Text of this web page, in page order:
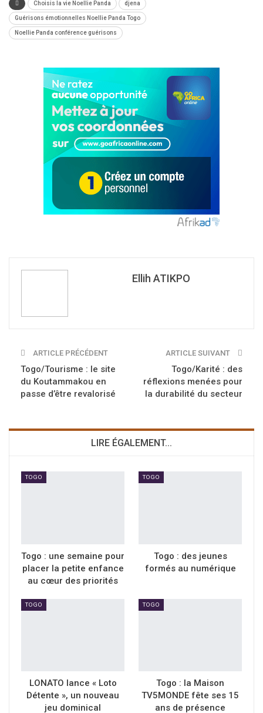
Choisis la vie Noellie Panda djena
Guérisons émotionnelles Noellie Panda Togo
Noellie Panda conférence guérisons
Ellih ATIKPO
ARTICLE PRÉCÉDENT
Togo/Tourisme : le site
du Koutammakou en
passe d’être revalorisé
ARTICLE SUIVANT
Togo/Karité : des
réflexions menées pour
la durabilité du secteur
LIRE ÉGALEMENT...
TOGO
Togo : une semaine pour
placer la petite enfance
au cœur des priorités
TOGO
Togo : des jeunes
formés au numérique
TOGO
LONATO lance « Loto
Détente », un nouveau
jeu dominical
TOGO
Togo : la Maison
TV5MONDE fête ses 15
ans de présence